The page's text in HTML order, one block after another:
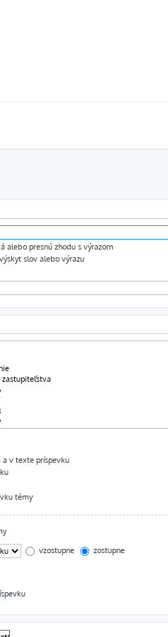
alebo presnú zhodu s výrazom
slov alebo výrazu
v texte príspevku
témy
vzostupne zostupne